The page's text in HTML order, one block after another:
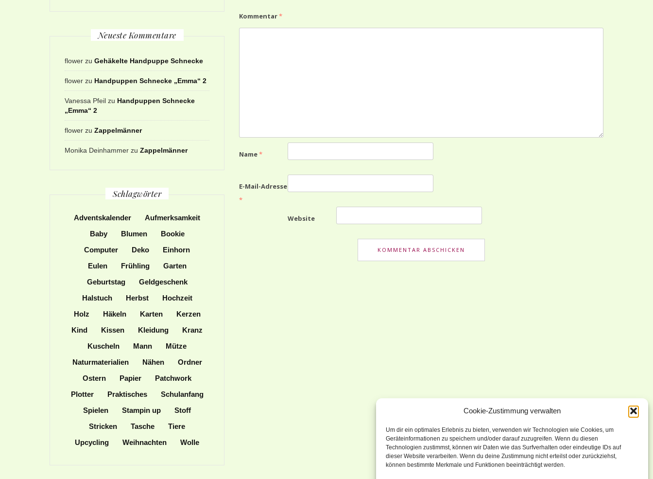
Cookie-Zustimmung verwalten
Um dir ein optimales Erlebnis zu bieten, verwenden wir Technologien wie Cookies, um
Geräteinformationen zu speichern und/oder darauf zuzugreifen. Wenn du diesen
Technologien zustimmst, können wir Daten wie das Surfverhalten oder eindeutige IDs auf
dieser Website verarbeiten. Wenn du deine Zustimmung nicht erteilst oder zurückziehst,
können bestimmte Merkmale und Funktionen beeinträchtigt werden.
Kommentar*
Name*
E-Mail-Adresse
*
Website
Neueste Kommentare
flower zu Gehäkelte Handpuppe Schnecke
flower zu Handpuppen Schnecke „Emma“ 2
Vanessa Pfeil zu Handpuppen Schnecke
„Emma“ 2
flower zu Zappelmänner
Monika Deinhammer zu Zappelmänner
Schlagwörter
Adventskalender
Aufmerksamkeit
Baby
Blumen
Bookie
Computer
Deko
Einhorn
Eulen
Frühling
Garten
Geburtstag
Geldgeschenk
Halstuch
Herbst
Hochzeit
Holz
Häkeln Karten
Kerzen
Kind
Kissen Kleidung
Kranz
Kuscheln
Mann
Mütze
Naturmaterialien
Nähen
Ordner
Ostern
Papier
Patchwork
Plotter
Praktisches
Schulanfang
Spielen
Stampin up
Stoff
Stricken
Tasche
Tiere
Upcycling
Weihnachten Wolle